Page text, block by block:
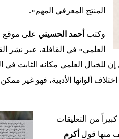
المنتج المعرفي المهم».
وكتب أحمد الحسيني على موقع
العلمي» في القافلة، عبر نشر
إن للخيال العلمي مكانه الثابت
ألوانها الأدبية، فهو غير
من التعليقات
منها قول أكرم